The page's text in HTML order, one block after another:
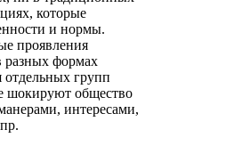
которые
и нормы.
проявления
формах
отдельных групп
шокируют общество
интересами,